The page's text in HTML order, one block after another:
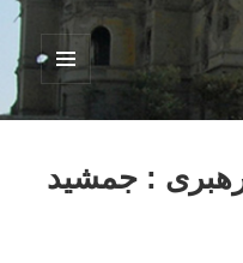
فهرست
ابزارک‌ها
: جمشید